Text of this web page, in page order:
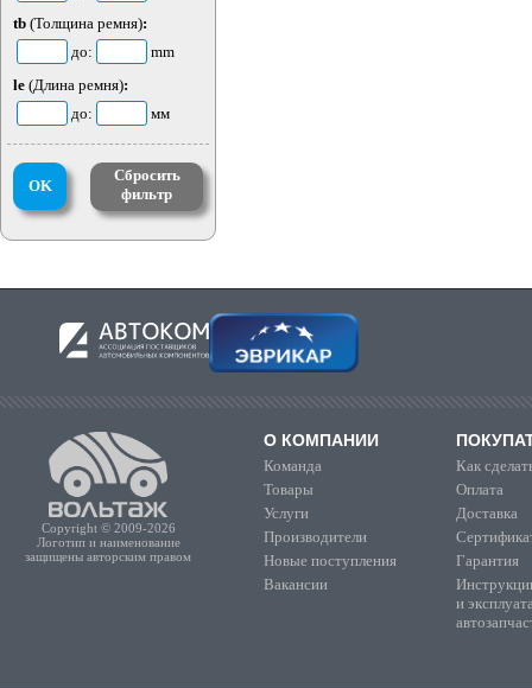
tb (Толщина ремня):
до:
mm
le (Длина ремня):
до:
мм
OK
Сбросить
фильтр
Copyright © 2009-2026
Логотип и наименование
защищены авторским правом
О КОМПАНИИ
Команда
Товары
Услуги
Производители
Новые поступления
Вакансии
Как
Оплата
Доставка
Гарантия
и